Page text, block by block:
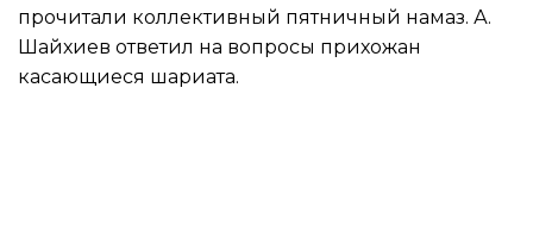
прочитали коллективный пятничный намаз. А.
Шайхиев ответил на вопросы прихожан
касающиеся шариата.